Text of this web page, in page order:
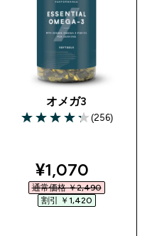
オメガ3
4.28 out of 5 stars
(256)
discounted
¥1,070‎
通常価格 ￥2,490‎
割引 ￥1,420‎